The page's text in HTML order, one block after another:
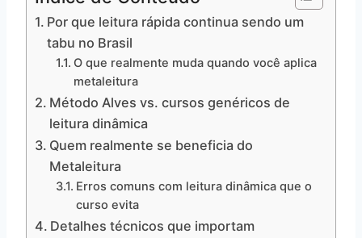
Por que leitura rápida continua sendo um
tabu no Brasil
O que realmente muda quando você aplica
metaleitura
Método Alves vs. cursos genéricos de
leitura dinâmica
Quem realmente se beneficia do
Metaleitura
Erros comuns com leitura dinâmica que o
curso evita
Detalhes técnicos que importam